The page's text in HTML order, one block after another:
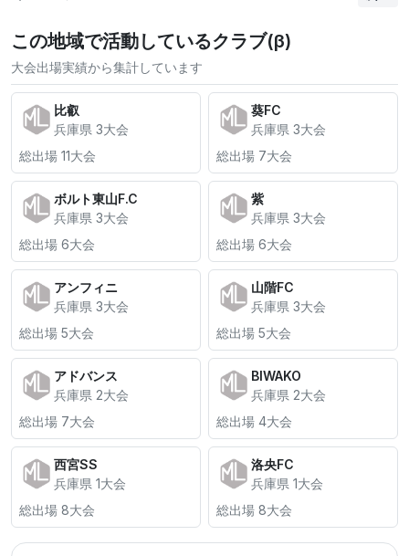
この地域で活動しているクラブ(β)
大会出場実績から集計しています
比叡
兵庫県 3大会
総出場 11大会
葵FC
兵庫県 3大会
総出場 7大会
ボルト東山F.C
兵庫県 3大会
総出場 6大会
紫
兵庫県 3大会
総出場 6大会
アンフィニ
兵庫県 3大会
総出場 5大会
山階FC
兵庫県 3大会
総出場 5大会
アドバンス
兵庫県 2大会
総出場 7大会
BIWAKO
兵庫県 2大会
総出場 4大会
西宮SS
兵庫県 1大会
総出場 8大会
洛央FC
兵庫県 1大会
総出場 8大会